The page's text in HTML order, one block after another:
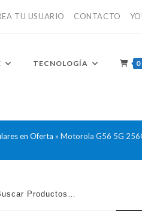
TU USUARIO CONTACTO
TECNOLOGÍA 0
en Oferta » Motorola G56 5G
Productos…